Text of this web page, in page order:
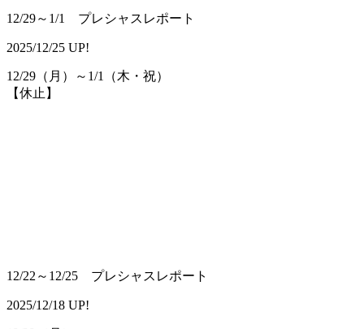
12/29～1/1 プレシャスレポート
2025/12/25 UP!
12/29（月）～1/1（木・祝）
【休止】
12/22～12/25 プレシャスレポート
2025/12/18 UP!